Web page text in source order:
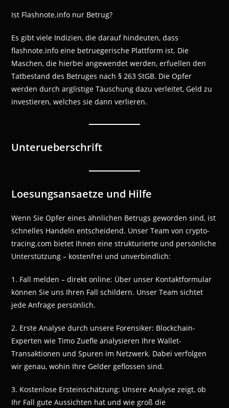
Ist Flashnote.info nur Betrug?
Es gibt viele Indizien, die darauf hindeuten, dass
flashnote.info eine betruegerische Plattform ist. Die
Maschen, die hierbei angewendet werden, erfuellen den
Tatbestand des Betruges nach § 263 StGB. Die Opfer
werden durch arglistige Täuschung dazu verleitet, Geld zu
investieren, welches sie dann verlieren.
Unterueberschrift
Loesungsansaetze und Hilfe
Wenn Sie Opfer eines ähnlichen Betrugs geworden sind, ist
schnelles Handeln entscheidend. Unser Team von crypto-
tracing.com bietet Ihnen eine strukturierte und persönliche
Unterstützung – kostenfrei und unverbindlich:
1. Fall melden – direkt online: Über unser Kontaktformular
können Sie uns Ihren Fall schildern. Unser Team sichtet
jede Anfrage persönlich.
2. Erste Analyse durch unsere Forensiker: Blockchain-
Experten wie Timo Zuefle analysieren Ihre Wallet-
Transaktionen und Spuren im Netzwerk. Dabei verfolgen
wir genau, wohin Ihre Gelder geflossen sind.
3. Kostenlose Ersteinschätzung: Unsere Analyse zeigt, ob
Ihr Fall gute Aussichten hat und wie groß die